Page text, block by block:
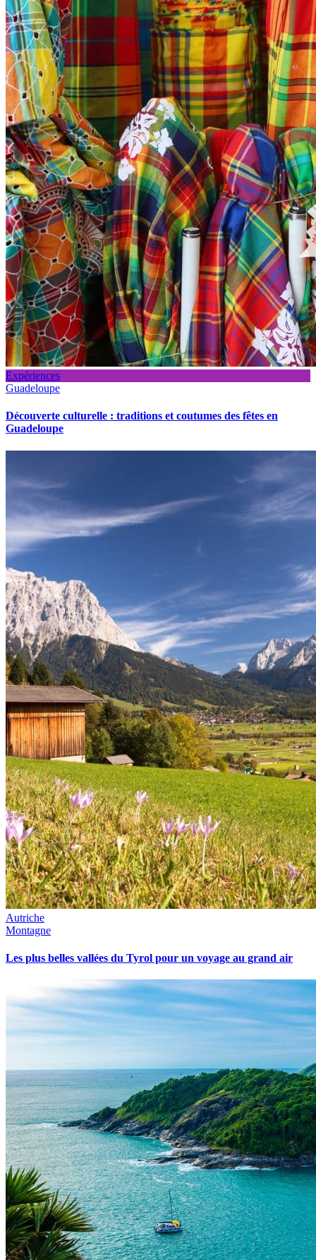
Expériences
Guadeloupe
Découverte culturelle : traditions et coutumes des fêtes en
Guadeloupe
Autriche
Montagne
Les plus belles vallées du Tyrol pour un voyage au grand air